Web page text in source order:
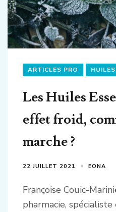
ARTICLES PRO
Les Huiles
effet froid,
marche ?
22 JUILLET 2021 EONA
Françoise Couic-
pharmacie,